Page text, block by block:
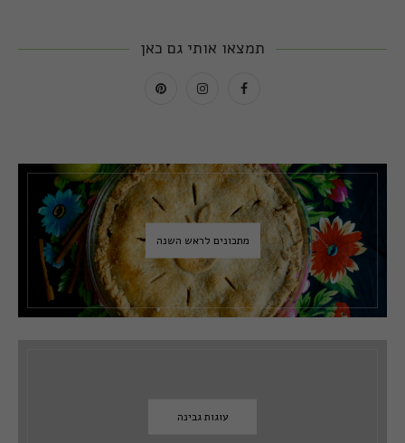
תמצאו אותי גם כאן
מתכונים לראש השנה
עוגות גבינה